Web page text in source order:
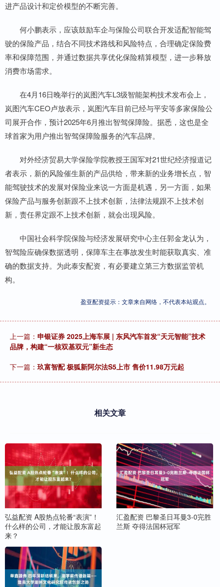
进产品设计和定价模型的不断完善。
何小鹏表示，应该鼓励车企与保险公司联合开发适配智能驾
驶的保险产品，结合不同技术路线和风险特点，合理确定保险费
率和保障范围，并通过数据共享优化保险精算模型，进一步释放
消费市场需求。
在4月16日晚举行的岚图汽车L3级智能架构技术发布会上，
岚图汽车CEO卢放表示，岚图汽车目前已经与平安等多家保险公
司展开合作，预计2025年6月推出智驾保障险。据悉，这也是全
球首家为用户推出智驾保障险服务的汽车品牌。
对外经济贸易大学保险学院教授王国军对21世纪经济报道记
者表示，新的风险催生新的产品供给，带来新的业务增长点，智
能驾驶技术的发展对保险业来说一方面是机遇，另一方面，如果
保险产品与服务创新跟不上技术创新，法律法规跟不上技术创
新，责任界定跟不上技术创新，就会出现风险。
中国社会科学院保险与经济发展研究中心主任郭金龙认为，
智驾险应确保数据透明，保障车主在事故发生时能获取真实、准
确的数据支持。为此泰安配资，有必要建立第三方数据监管机
构。
盈亚配资提示：文章来自网络，不代表本站观点。
上一篇： 申银证券 2025上海车展 | 东风汽车首发“天元智能”技术
品牌，构建“一核双基双元”新生态
下一篇： 玖富智配 极狐新阿尔法S5上市 售价11.98万元起
相关文章
弘益配资 A股热点轮番“表演”！
什么样的公司，才能让股东富起
来？
汇盈配资 巴黎圣日耳曼3-0完胜
兰斯 夺得法国杯冠军